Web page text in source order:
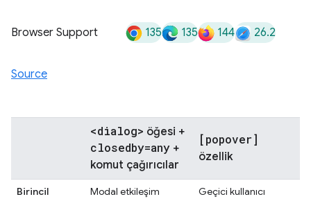
Browser Support 135 135 144 26.2
Source
<dialog> öğesi +
closedby=any +
komut çağırıcılar
[popover]
özellik
Birincil
Modal etkileşim
Geçici kullanıcı